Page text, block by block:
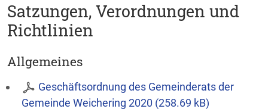
Satzungen, Verordnungen und
Richtlinien
Allgemeines
Geschäftsordnung des Gemeinderats der
Gemeinde Weichering 2020 (258.69 kB)